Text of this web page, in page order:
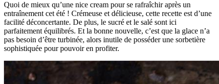
Quoi de mieux qu’une nice cream pour se rafraîchir après un
entraînement cet été ! Crémeuse et délicieuse, cette recette est d’une
facilité déconcertante. De plus, le sucré et le salé sont ici
parfaitement équilibrés. Et la bonne nouvelle, c’est que la glace n’a
pas besoin d’être turbinée, alors inutile de posséder une sorbetière
sophistiquée pour pouvoir en profiter.